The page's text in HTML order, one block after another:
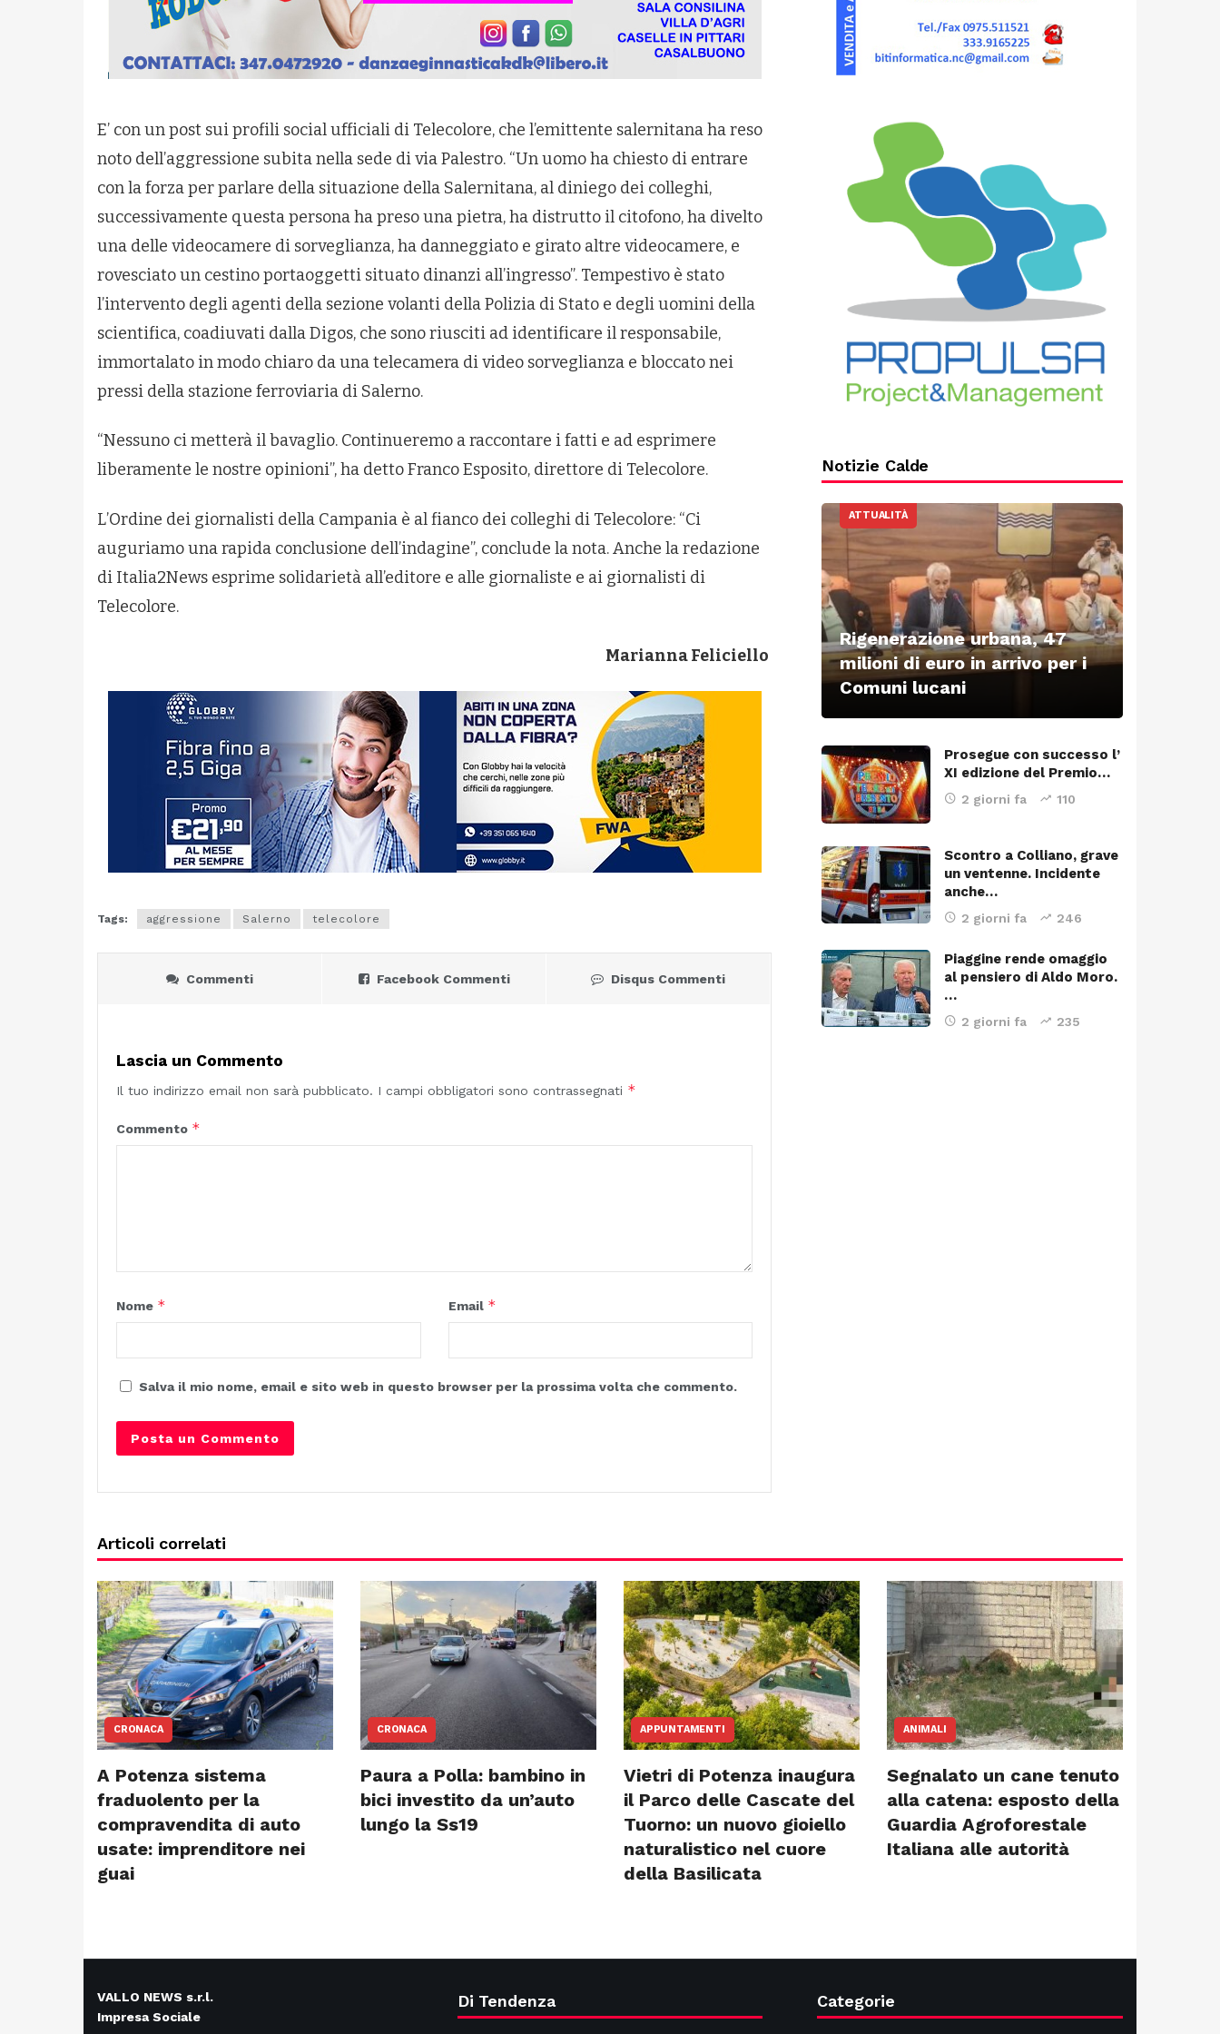
E’ con un post sui profili social ufficiali di Telecolore, che l’emittente salernitana ha reso
noto dell’aggressione subita nella sede di via Palestro. “Un uomo ha chiesto di entrare
con la forza per parlare della situazione della Salernitana, al diniego dei colleghi,
successivamente questa persona ha preso una pietra, ha distrutto il citofono, ha divelto
una delle videocamere di sorveglianza, ha danneggiato e girato altre videocamere, e
rovesciato un cestino portaoggetti situato dinanzi all’ingresso”. Tempestivo è stato
l’intervento degli agenti della sezione volanti della Polizia di Stato e degli uomini della
scientifica, coadiuvati dalla Digos, che sono riusciti ad identificare il responsabile,
immortalato in modo chiaro da una telecamera di video sorveglianza e bloccato nei
pressi della stazione ferroviaria di Salerno.
“Nessuno ci metterà il bavaglio. Continueremo a raccontare i fatti e ad esprimere
liberamente le nostre opinioni”, ha detto Franco Esposito, direttore di Telecolore.
L’Ordine dei giornalisti della Campania è al fianco dei colleghi di Telecolore: “Ci
auguriamo una rapida conclusione dell’indagine”, conclude la nota. Anche la redazione
di Italia2News esprime solidarietà all’editore e alle giornaliste e ai giornalisti di
Telecolore.
Marianna Feliciello
Tags: aggressione Salerno telecolore
Commenti Facebook Commenti Disqus Commenti
Lascia un Commento
Il tuo indirizzo email non sarà pubblicato. I campi obbligatori sono contrassegnati *
Commento *
Nome * Email *
Salva il mio nome, email e sito web in questo browser per la prossima volta che commento.
Notizie Calde
ATTUALITÀ
Rigenerazione urbana, 47
milioni di euro in arrivo per i
Comuni lucani
Prosegue con successo l’
XI edizione del Premio…
2 giorni fa 110
Scontro a Colliano, grave
un ventenne. Incidente
anche…
2 giorni fa 246
Piaggine rende omaggio
al pensiero di Aldo Moro.
…
2 giorni fa 235
Articoli correlati
CRONACA
A Potenza sistema
fraduolento per la
compravendita di auto
usate: imprenditore nei
guai
CRONACA
Paura a Polla: bambino in
bici investito da un’auto
lungo la Ss19
APPUNTAMENTI
Vietri di Potenza inaugura
il Parco delle Cascate del
Tuorno: un nuovo gioiello
naturalistico nel cuore
della Basilicata
ANIMALI
Segnalato un cane tenuto
alla catena: esposto della
Guardia Agroforestale
Italiana alle autorità
VALLO NEWS s.r.l.
Impresa Sociale
Di Tendenza Categorie